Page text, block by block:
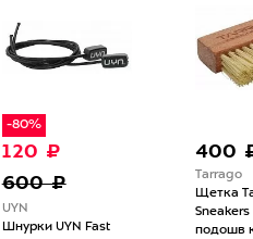
-80%
120 ₽
600 ₽
UYN
Шнурки UYN Fast
400
Tarrago
Щетка
Sneakers
подошв